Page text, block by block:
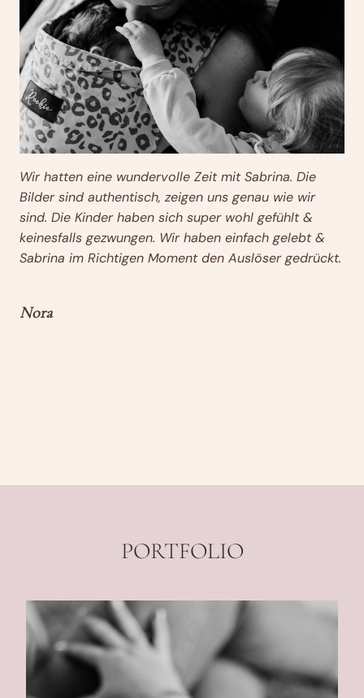
Wir hatten eine wundervolle Zeit mit Sabrina. Die
Bilder sind authentisch, zeigen uns genau wie wir
sind. Die Kinder haben sich super wohl gefühlt &
keinesfalls gezwungen. Wir haben einfach gelebt &
Sabrina im Richtigen Moment den Auslöser gedrückt.
Nora
PORTFOLIO